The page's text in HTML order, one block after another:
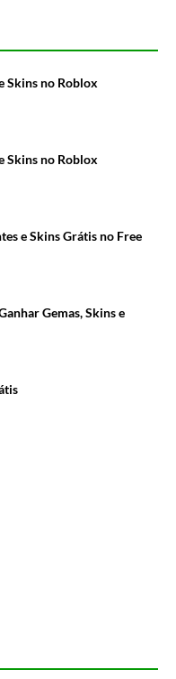
Skins no Roblox
Skins no Roblox
e Skins Grátis no Free
Gemas, Skins e